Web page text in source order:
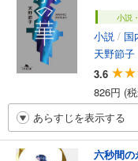
小説
小説 / 国
天野節子
3.6
826円 (
あらすじを表示する
六秒間の